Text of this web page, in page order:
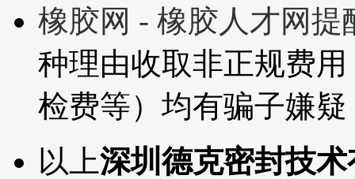
橡胶网 - 橡胶人才网提
种理由收取非正规费
检费等）均有骗子嫌
以上深圳德克密封技